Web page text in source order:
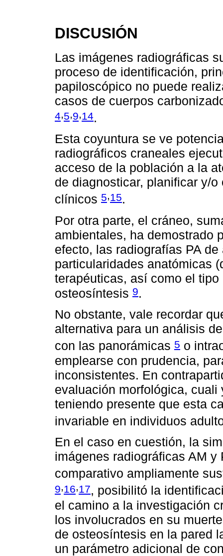
DISCUSIÓN
Las imágenes radiográficas
proceso de identificación,
papiloscópico no puede
casos de cuerpos
4 5 9 14.
Esta coyuntura se ve
radiográficos craneales
acceso de la población a la
de diagnosticar, planificar y/
clínicos 5,15.
Por otra parte, el cráneo,
ambientales, ha demostrado
efecto, las radiografías PA
particularidades anatómicas
terapéuticas, así como el
osteosíntesis 9.
No obstante, vale recordar
alternativa para un análisis
con las panorámicas 5 o
emplearse con prudencia,
inconsistentes. En
evaluación morfológica,
teniendo presente que esta
invariable en individuos
En el caso en cuestión, la
imágenes radiográficas AM
comparativo ampliamente
9,16,17, posibilitó la
el camino a la investigación
los involucrados en su
de osteosíntesis en la pared
un parámetro adicional de